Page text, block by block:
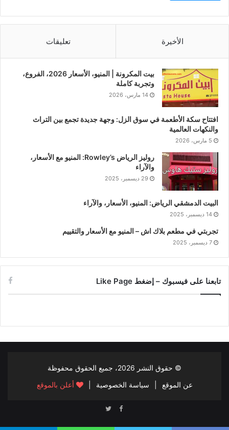
الأخيرة تعليقات
بيت المكرونة | المنيو، الأسعار 2026، الفروع،
وتجربة كاملة
14 مارس، 2026
افتتاح سكة الأطعمة في سوق الزل: وجهة جديدة تجمع بين التراث
والنكهات العالمية
5 مارس، 2026
روليز الرياض Rowley’s: المنيو مع الأسعار،
والآراء
29 ديسمبر، 2025
البيت الدمشقي الرياض: المنيو، الأسعار، والآراء
14 ديسمبر، 2025
تجربتي في مطعم بلاك اش – المنيو مع الأسعار والتقييم
7 ديسمبر، 2025
تابعنا على فيسبوك – إضغط Like Page
© حقوق النشر 2026، جميع الحقوق محفوظة
عن الموقع
سياسة الخصوصية أعلن بالموقع